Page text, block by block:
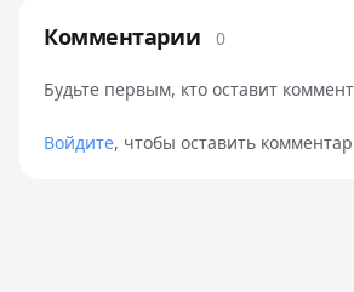
Комментарии 0
Будьте первым, кто оставит
Войдите, чтобы оставить